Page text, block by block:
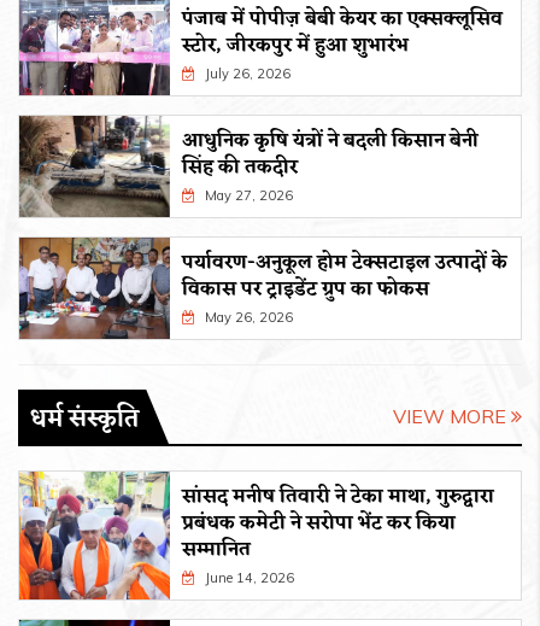
पंजाब में पोपीज़ बेबी केयर का एक्सक्लूसिव
स्टोर, जीरकपुर में हुआ शुभारंभ
July 26, 2026
आधुनिक कृषि यंत्रों ने बदली किसान बेनी
सिंह की तकदीर
May 27, 2026
पर्यावरण-अनुकूल होम टेक्सटाइल उत्पादों के
विकास पर ट्राइडेंट ग्रुप का फोकस
May 26, 2026
धर्म संस्कृति VIEW MORE
सांसद मनीष तिवारी ने टेका माथा, गुरुद्वारा
प्रबंधक कमेटी ने सरोपा भेंट कर किया
सम्मानित
June 14, 2026